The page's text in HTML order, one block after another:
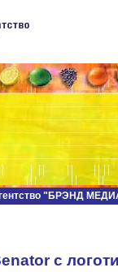
"БРЭНД
c